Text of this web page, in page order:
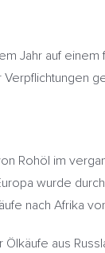
Jahr auf
Rohöl im
wurde
nach Afrika
aus